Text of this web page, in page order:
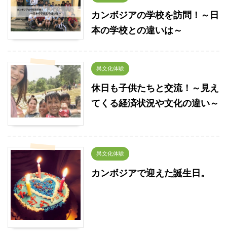
カンボジアの学校を訪問！～日
本の学校との違いは～
異文化体験
休日も子供たちと交流！～見え
てくる経済状況や文化の違い～
異文化体験
カンボジアで迎えた誕生日。